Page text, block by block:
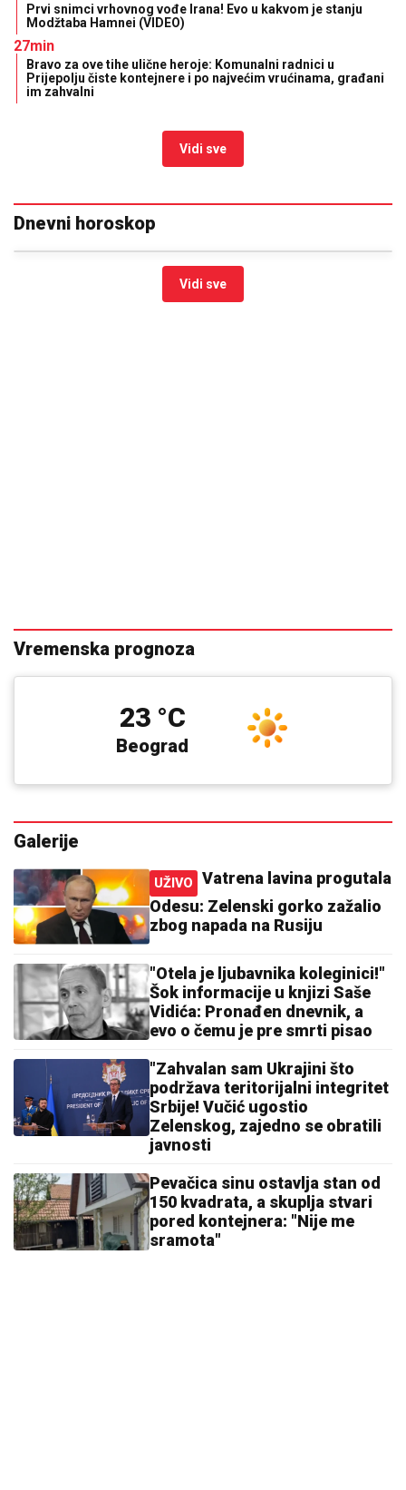
Prvi snimci vrhovnog vođe Irana! Evo u kakvom je stanju
Modžtaba Hamnei (VIDEO)
27min
Bravo za ove tihe ulične heroje: Komunalni radnici u
Prijepolju čiste kontejnere i po najvećim vrućinama, građani
im zahvalni
Vidi sve
Dnevni horoskop
Vidi sve
Vremenska prognoza
Beograd
23 °C
Galerije
UŽIVO
Vatrena lavina progutala
Odesu: Zelenski gorko zažalio
zbog napada na Rusiju
"Otela je ljubavnika koleginici!"
Šok informacije u knjizi Saše
Vidića: Pronađen dnevnik, a
evo o čemu je pre smrti pisao
"Zahvalan sam Ukrajini što
podržava teritorijalni integritet
Srbije! Vučić ugostio
Zelenskog, zajedno se obratili
javnosti
Pevačica sinu ostavlja stan od
150 kvadrata, a skuplja stvari
pored kontejnera: "Nije me
sramota"